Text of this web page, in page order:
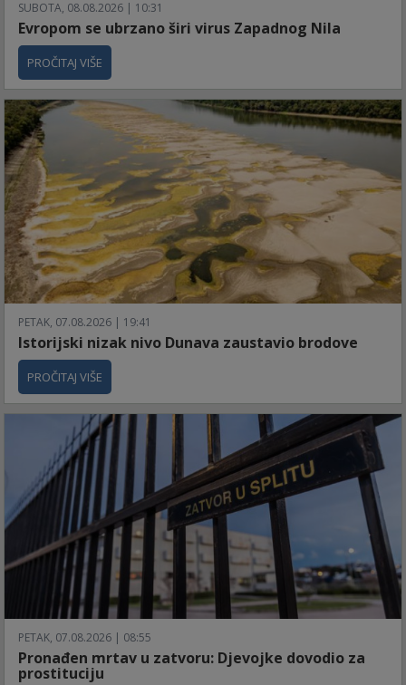
SUBOTA, 08.08.2026 | 10:31
Evropom se ubrzano širi virus Zapadnog Nila
PROČITAJ VIŠE
PETAK, 07.08.2026 | 19:41
Istorijski nizak nivo Dunava zaustavio brodove
PROČITAJ VIŠE
PETAK, 07.08.2026 | 08:55
Pronađen mrtav u zatvoru: Djevojke dovodio za
prostituciju